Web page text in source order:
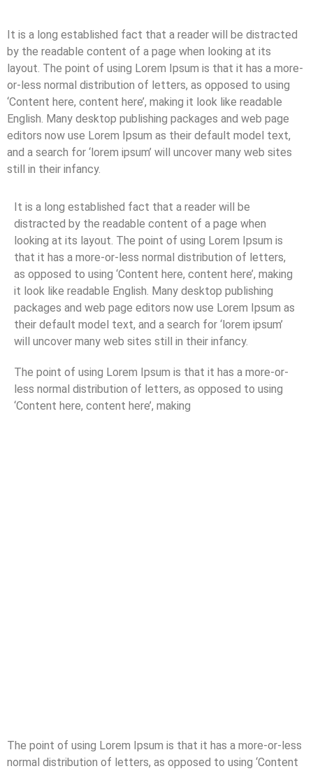
It is a long established fact that a reader will be distracted
by the readable content of a page when looking at its
layout. The point of using Lorem Ipsum is that it has a more-
or-less normal distribution of letters, as opposed to using
‘Content here, content here’, making it look like readable
English. Many desktop publishing packages and web page
editors now use Lorem Ipsum as their default model text,
and a search for ‘lorem ipsum’ will uncover many web sites
still in their infancy.
It is a long established fact that a reader will be
distracted by the readable content of a page when
looking at its layout. The point of using Lorem Ipsum is
that it has a more-or-less normal distribution of letters,
as opposed to using ‘Content here, content here’, making
it look like readable English. Many desktop publishing
packages and web page editors now use Lorem Ipsum as
their default model text, and a search for ‘lorem ipsum’
will uncover many web sites still in their infancy.
The point of using Lorem Ipsum is that it has a more-or-
less normal distribution of letters, as opposed to using
‘Content here, content here’, making
The point of using Lorem Ipsum is that it has a more-or-less
normal distribution of letters, as opposed to using ‘Content